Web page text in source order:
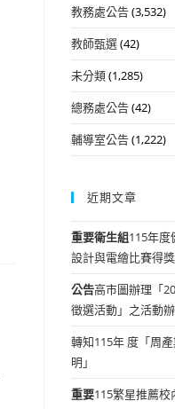
教務處公告(3,532)
教師甄選(42)
未分類(1,285)
總務處公告(42)
輔導室公告(1,222)
近期文章
重要衛生組115年度
設計與電繪比賽得
公告高市圖辦理「
徵選活動」之活動
轉知115年 度「周
明」
重要115繁星推薦